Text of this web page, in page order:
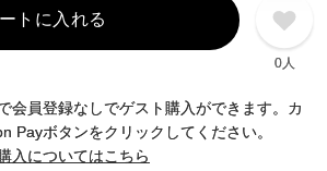
トに入れる
0人
会員登録なしでゲスト購入ができます。カ
Payボタンをクリックしてください。
入についてはこちら